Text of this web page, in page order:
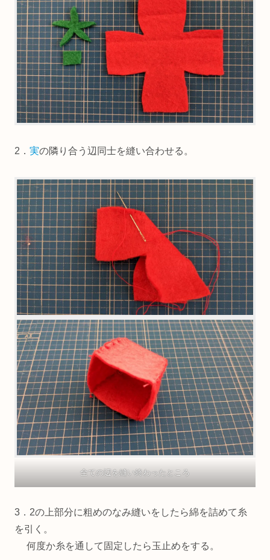
2． 実の隣り合う辺同士を縫い合わせる。
全ての辺を縫い終わったところ
3．2の上部分に粗めのなみ縫いをしたら綿を詰めて糸
を引く。
何度か糸を通して固定したら玉止めをする。